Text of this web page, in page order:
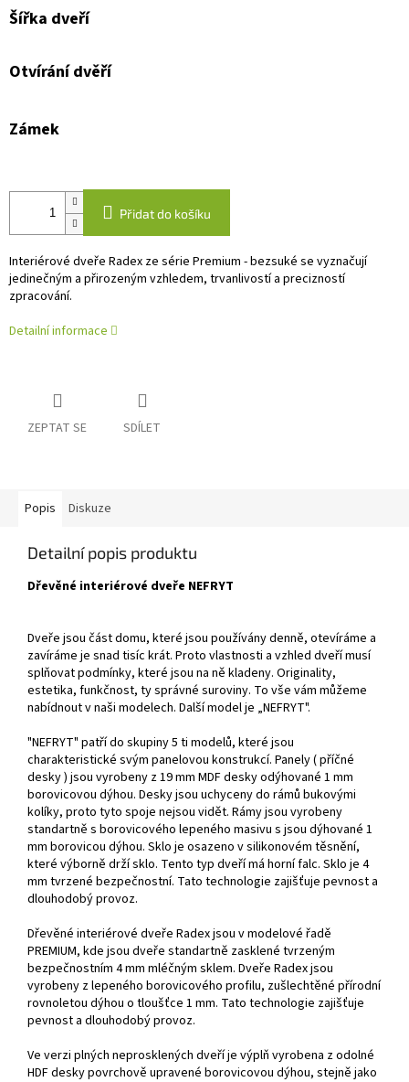
Šířka dveří
Otvírání dvěří
Zámek
Přidat do košíku
Interiérové dveře Radex ze série Premium - bezsuké se vyznačují
jedinečným a přirozeným vzhledem, trvanlivostí a precizností
zpracování.
Detailní informace
ZEPTAT SE SDÍLET
Popis Diskuze
Detailní popis produktu
Dřevěné interiérové dveře NEFRYT
Dveře jsou část domu, které jsou používány denně, otevíráme a
zavíráme je snad tisíc krát. Proto vlastnosti a vzhled dveří musí
splňovat podmínky, které jsou na ně kladeny. Originality,
estetika, funkčnost, ty správné suroviny. To vše vám můžeme
nabídnout v naši modelech. Další model je „NEFRYT".
"NEFRYT" patří do skupiny 5 ti modelů, které jsou
charakteristické svým panelovou konstrukcí. Panely ( příčné
desky ) jsou vyrobeny z 19 mm MDF desky odýhované 1 mm
borovicovou dýhou. Desky jsou uchyceny do rámů bukovými
kolíky, proto tyto spoje nejsou vidět. Rámy jsou vyrobeny
standartně s borovicového lepeného masivu s jsou dýhované 1
mm borovicou dýhou. Sklo je osazeno v silikonovém těsnění,
které výborně drží sklo. Tento typ dveří má horní falc. Sklo je 4
mm tvrzené bezpečnostní. Tato technologie zajišťuje pevnost a
dlouhodobý provoz.
Dřevěné interiérové dveře Radex jsou v modelové řadě
PREMIUM, kde jsou dveře standartně zasklené tvrzeným
bezpečnostním 4 mm mléčným sklem. Dveře Radex jsou
vyrobeny z lepeného borovicového profilu, zušlechtěné přírodní
rovnoletou dýhou o tloušťce 1 mm. Tato technologie zajišťuje
pevnost a dlouhodobý provoz.
Ve verzi plných neprosklených dveří je výplň vyrobena z odolné
HDF desky povrchově upravené borovicovou dýhou, stejně jako